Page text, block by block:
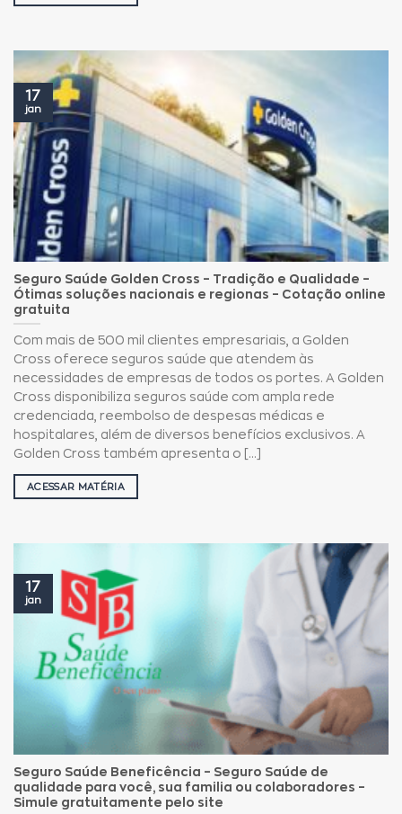
Seguro Saúde Golden Cross – Tradição e Qualidade –
Ótimas soluções nacionais e regionas – Cotação online
gratuita
Com mais de 500 mil clientes empresariais, a Golden
Cross oferece seguros saúde que atendem às
necessidades de empresas de todos os portes. A Golden
Cross disponibiliza seguros saúde com ampla rede
credenciada, reembolso de despesas médicas e
hospitalares, além de diversos benefícios exclusivos. A
Golden Cross também apresenta o [...]
ACESSAR MATÉRIA
17
jan
Seguro Saúde Beneficência – Seguro Saúde de
qualidade para você, sua familia ou colaboradores –
Simule gratuitamente pelo site
17
jan